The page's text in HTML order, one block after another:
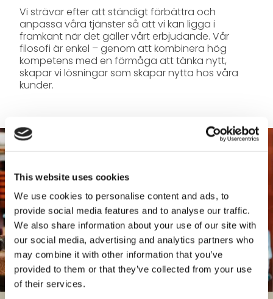
This website uses cookies
We use cookies to personalise content and ads, to
provide social media features and to analyse our traffic.
We also share information about your use of our site with
our social media, advertising and analytics partners who
may combine it with other information that you’ve
provided to them or that they’ve collected from your use
of their services.
Vi strävar efter att ständigt förbättra och
anpassa våra tjänster så att vi kan ligga i
framkant när det gäller vårt erbjudande. Vår
filosofi är enkel – genom att kombinera hög
kompetens med en förmåga att tänka nytt,
skapar vi lösningar som skapar nytta hos våra
kunder.